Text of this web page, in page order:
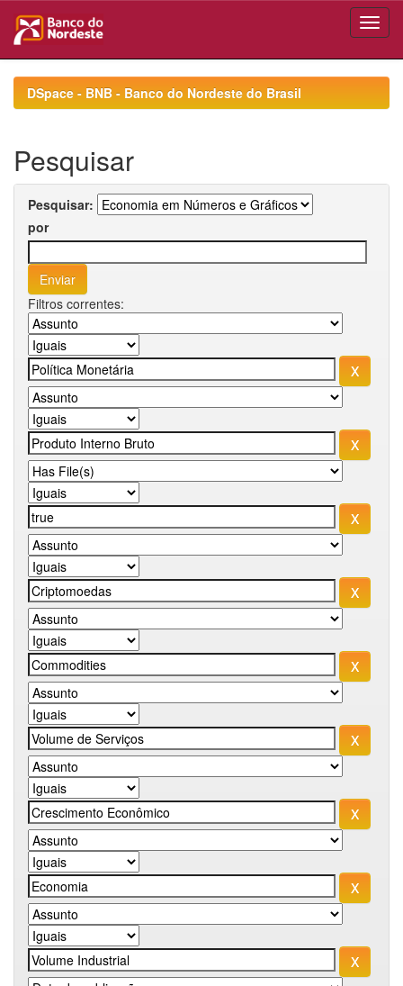
navigationDSpace - BNB - Banco do Nordeste do Brasil
Pesquisar
Pesquisar:
por
Filtros correntes: